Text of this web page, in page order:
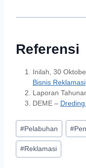
Referensi
Inilah, 30
Bisnis Reklamasi
Laporan
DEME –
#Pelabuhan #
#Reklamasi